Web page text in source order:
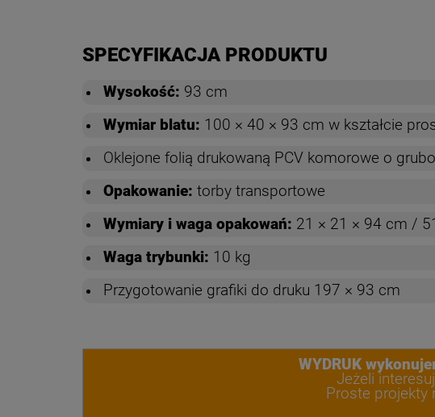
SPECYFIKACJA PRODUKTU
Wysokość: 93 cm
Wymiar blatu: 100 × 40 × 93 cm w kształcie
Oklejone folią drukowaną PCV komorowe o
Opakowanie: torby transportowe
Wymiary i waga opakowań: 21 × 21 × 94 cm /
Waga trybunki: 10 kg
Przygotowanie grafiki do druku 197 × 93 cm
WYDRUK
Jeżeli
Proste projekty